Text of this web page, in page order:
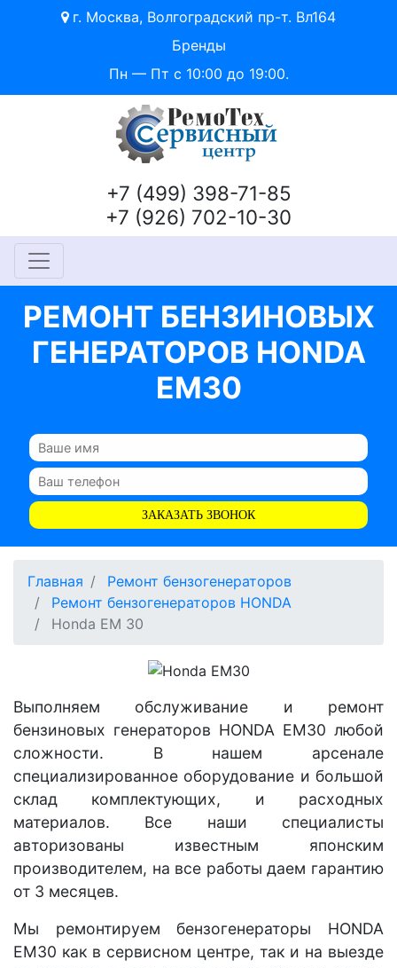
г. Москва, Волгоградский пр-т. Вл164
Бренды
Пн — Пт с 10:00 до 19:00.
+7 (499) 398-71-85
+7 (926) 702-10-30
РЕМОНТ БЕНЗИНОВЫХ
ГЕНЕРАТОРОВ HONDA
EM30
ЗАКАЗАТЬ ЗВОНОК
Главная
Ремонт бензогенераторов
Ремонт бензогенераторов HONDA
Honda EM 30
Выполняем обслуживание и ремонт
бензиновых генераторов HONDA EM30 любой
сложности. В нашем арсенале
специализированное оборудование и большой
склад комплектующих, и расходных
материалов. Все наши специалисты
авторизованы известным японским
производителем, на все работы даем гарантию
от 3 месяцев.
Мы ремонтируем бензогенераторы HONDA
EM30 как в сервисном центре, так и на выезде